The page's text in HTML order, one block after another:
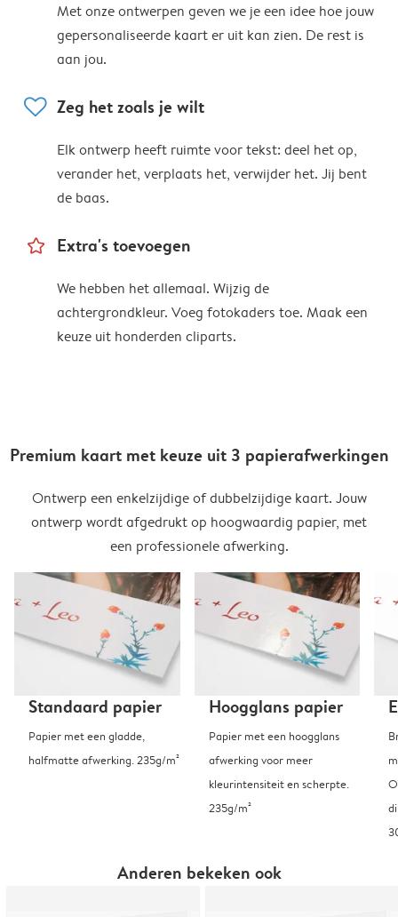
Met onze ontwerpen geven we je een idee hoe jouw
gepersonaliseerde kaart er uit kan zien. De rest is
aan jou.
heart Zeg het zoals je wilt
Elk ontwerp heeft ruimte voor tekst: deel het op,
verander het, verplaats het, verwijder het. Jij bent
de baas.
star_outline Extra's toevoegen
We hebben het allemaal. Wijzig de
achtergrondkleur. Voeg fotokaders toe. Maak een
keuze uit honderden cliparts.
Premium kaart met keuze uit 3 papierafwerkingen
Ontwerp een enkelzijdige of dubbelzijdige kaart. Jouw
ontwerp wordt afgedrukt op hoogwaardig papier, met
een professionele afwerking.
Standaard papier
Papier met een gladde,
halfmatte afwerking. 235g/m²
Hoogglans papier
Papier met een hoogglans
afwerking voor meer
kleurintensiteit en scherpte.
235g/m²
Anderen bekeken ook